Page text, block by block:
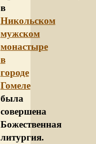
в
Никольском
мужском
монастыре
в
городе
Гомеле
была
совершена
Божественная
литургия.